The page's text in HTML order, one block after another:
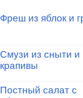
Фреш из яблок и
Смузи из сныти и
крапивы
Постный салат с